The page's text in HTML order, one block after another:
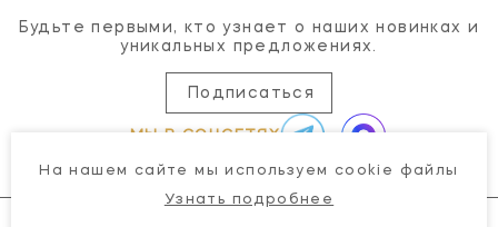
Будьте первыми, кто узнает о наших новинках и
уникальных предложениях.
Подписаться
МЫ В СОЦСЕТЯХ
На нашем сайте мы используем cookie файлы
Узнать подробнее